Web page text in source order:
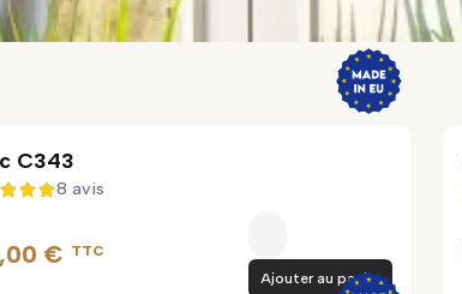
C343
5 sur 5
8 avis
€ TTC
Ajouter au panier